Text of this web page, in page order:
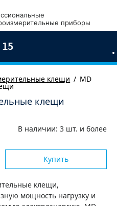
приборы
клещи MD
клещи
В наличии: 3 шт. и более
Купить
клещи,
мощность нагрузку и